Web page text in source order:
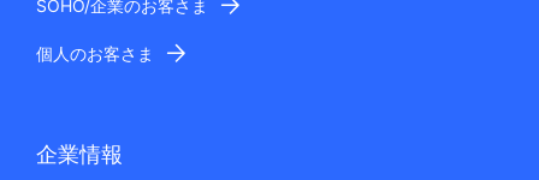
SOHO/企業のお客さま
個人のお客さま
企業情報